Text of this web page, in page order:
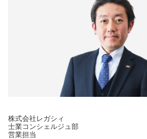
株式会社レガシィ
士業コンシェルジュ部
営業担当